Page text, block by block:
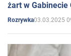
żart w Gabinecie
Rozrywka03.03.2025